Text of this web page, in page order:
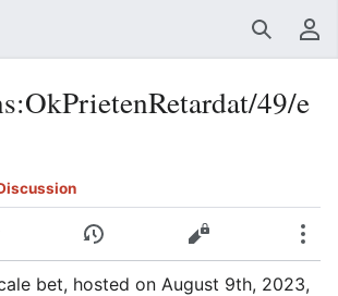
Search
:OkPrietenRetardat/49/e
View historyView source
bet, hosted on August 9th, 2023,